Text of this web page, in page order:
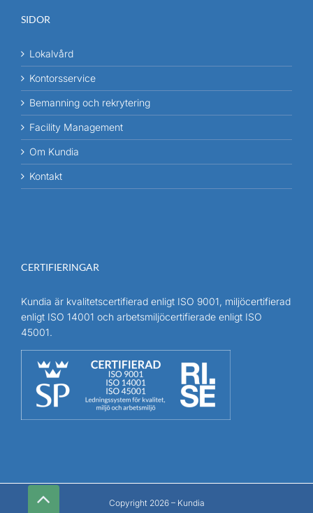
SIDOR
Lokalvård
Kontorsservice
Bemanning och rekrytering
Facility Management
Om Kundia
Kontakt
CERTIFIERINGAR
Kundia är kvalitetscertifierad enligt ISO 9001, miljöcertifierad
enligt ISO 14001 och arbetsmiljöcertifierade enligt ISO
45001.
Copyright 2026 – Kundia
Till